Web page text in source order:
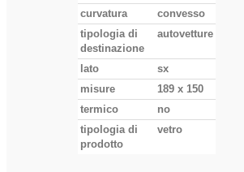
curvatura
convesso
tipologia di
destinazione
autovetture
lato
sx
misure
189 x 150
termico
no
tipologia di
prodotto
vetro